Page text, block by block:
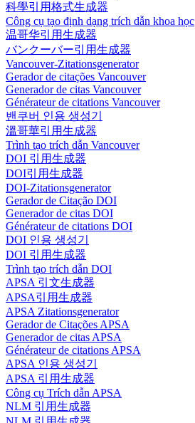
科學引用格式生成器
Công cụ tạo định dạng trích dẫn khoa học
温哥华引用生成器
バンクーバー引用生成器
Vancouver-Zitationsgenerator
Gerador de citações Vancouver
Generador de citas Vancouver
Générateur de citations Vancouver
밴쿠버 인용 생성기
溫哥華引用生成器
Trình tạo trích dẫn Vancouver
DOI 引用生成器
DOI引用生成器
DOI-Zitationsgenerator
Gerador de Citação DOI
Generador de citas DOI
Générateur de citations DOI
DOI 인용 생성기
DOI 引用生成器
Trình tạo trích dẫn DOI
APSA 引文生成器
APSA引用生成器
APSA Zitationsgenerator
Gerador de Citações APSA
Generador de citas APSA
Générateur de citations APSA
APSA 인용 생성기
APSA 引用生成器
Công cụ Trích dẫn APSA
NLM 引用生成器